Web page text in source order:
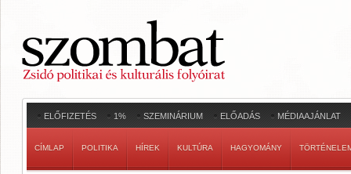
ELŐFIZETÉS 1% SZEMINÁRIUM ELŐADÁS MÉDIAAJÁNLAT
CÍMLAP POLITIKA HÍREK KULTÚRA HAGYOMÁNY